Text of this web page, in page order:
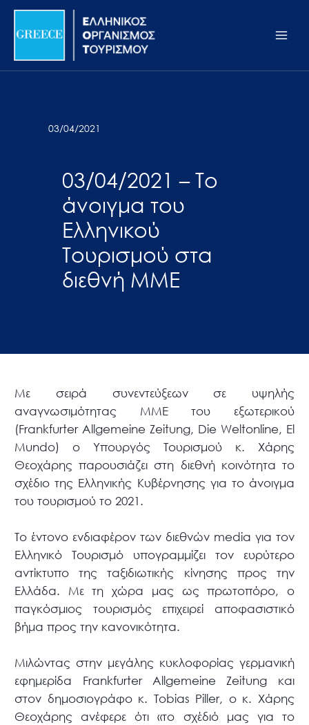
Σημείωση:
ιστότοπος
προσβασιμότητας.
Μετάβαση
περιεχόμενο
03/04/2021
03/04/2021 – Το
άνοιγμα του
Ελληνικού
Τουρισμού στα
διεθνή ΜΜΕ
Με σειρά συνεντεύξεων σε υψηλής
αναγνωσιμότητας ΜΜΕ του εξωτερικού
(Frankfurter Allgemeine Zeitung, Die Weltonline, El
Mundo) ο Υπουργός Τουρισμού κ. Χάρης
Θεοχάρης παρουσιάζει στη διεθνή κοινότητα το
σχέδιο της Ελληνικής Κυβέρνησης για το άνοιγμα
του τουρισμού το 2021.
Το έντονο ενδιαφέρον των διεθνών media για τον
Ελληνικό Τουρισμό υπογραμμίζει τον ευρύτερο
αντίκτυπο της ταξιδιωτικής κίνησης προς την
Ελλάδα. Με τη χώρα μας ως πρωτοπόρο, ο
παγκόσμιος τουρισμός επιχειρεί αποφασιστικό
βήμα προς την κανονικότητα.
Μιλώντας στην μεγάλης κυκλοφορίας γερμανική
εφημερίδα Frankfurter Allgemeine Zeitung και
στον δημοσιογράφο κ. Tobias Piller, o κ. Χάρης
Θεοχάρης ανέφερε ότι «το σχέδιό μας για το